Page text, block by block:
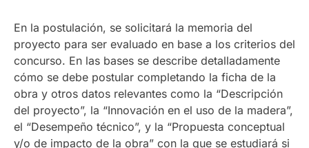
En la postulación, se solicitará la memoria del
proyecto para ser evaluado en base a los criterios del
concurso. En las bases se describe detalladamente
cómo se debe postular completando la ficha de la
obra y otros datos relevantes como la “Descripción
del proyecto”, la “Innovación en el uso de la madera”,
el “Desempeño técnico”, y la “Propuesta conceptual
y/o de impacto de la obra” con la que se estudiará si